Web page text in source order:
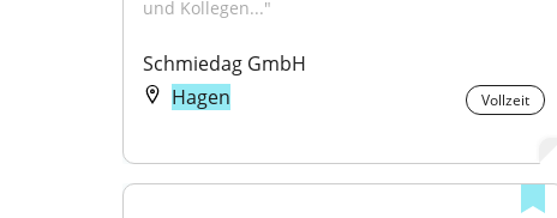
und Kollegen..."
Schmiedag GmbH
Hagen
Vollzeit